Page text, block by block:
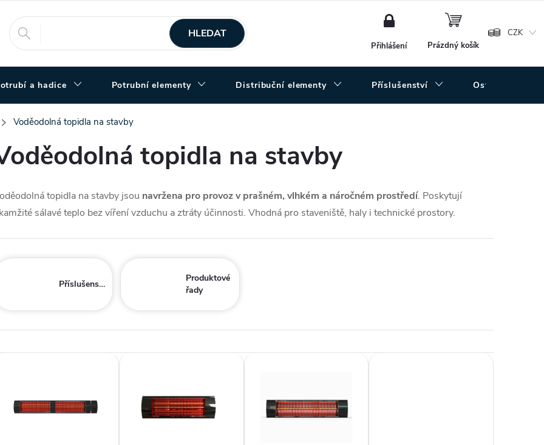
CZK
HLEDAT
Přihlášení
NÁKUPNÍ
Prázdný košík
a hadice Potrubní elementy Distribuční elementy Příslušenství Ostatní
Voděodolná topidla na stavby
topidla na stavby
topidla na stavby jsou navržena pro provoz v prašném, vlhkém a náročném prostředí. Poskytují
sálavé teplo bez víření vzduchu a ztráty účinnosti. Vhodná pro staveniště, haly i technické prostory.
Příslušenství
Produktové
řady